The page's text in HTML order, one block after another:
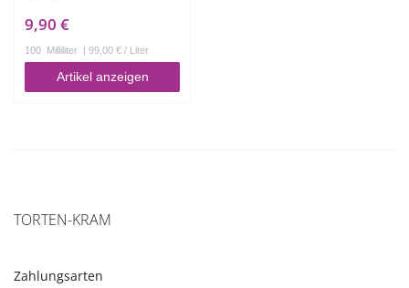
9,90 €
100 Milliliter | 99,00 € / Liter
Artikel anzeigen
TORTEN-KRAM
Zahlungsarten